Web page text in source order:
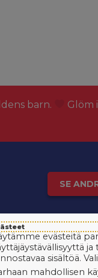
barn. Glöm
SE
evästeitä
sisältöä.
mahdollisen